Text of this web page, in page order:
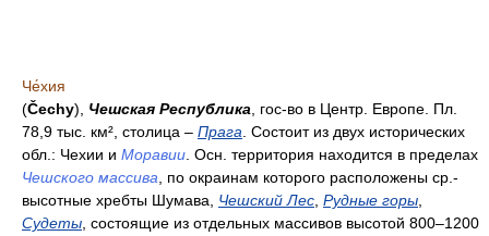
Че́хия
(Čechy), Чешская Республика , гос-во в Центр. Европе. Пл.
78,9 тыс. км², столица – Прага . Состоит из двух исторических
обл.: Чехии и Моравии . Осн. территория находится в пределах
Чешского массива , по окраинам которого расположены ср.-
высотные хребты Шумава, Чешский Лес Рудные горы
Судеты , состоящие из отдельных массивов высотой 800–1200